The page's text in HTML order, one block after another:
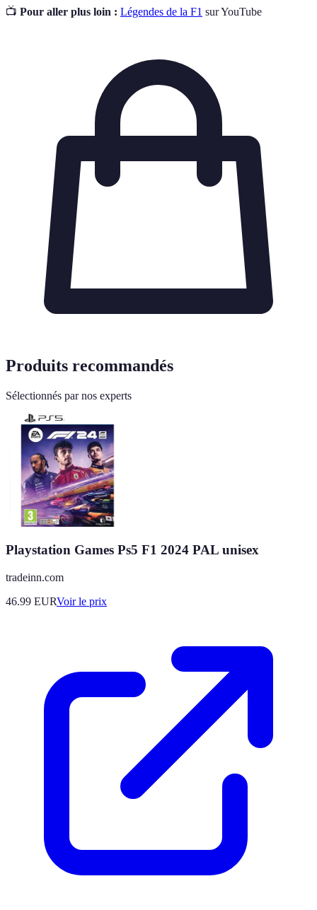
📺 Pour aller plus loin : Légendes de la F1 sur YouTube
Produits recommandés
Sélectionnés par nos experts
Playstation Games Ps5 F1 2024 PAL unisex
tradeinn.com
46.99 EURVoir le prix